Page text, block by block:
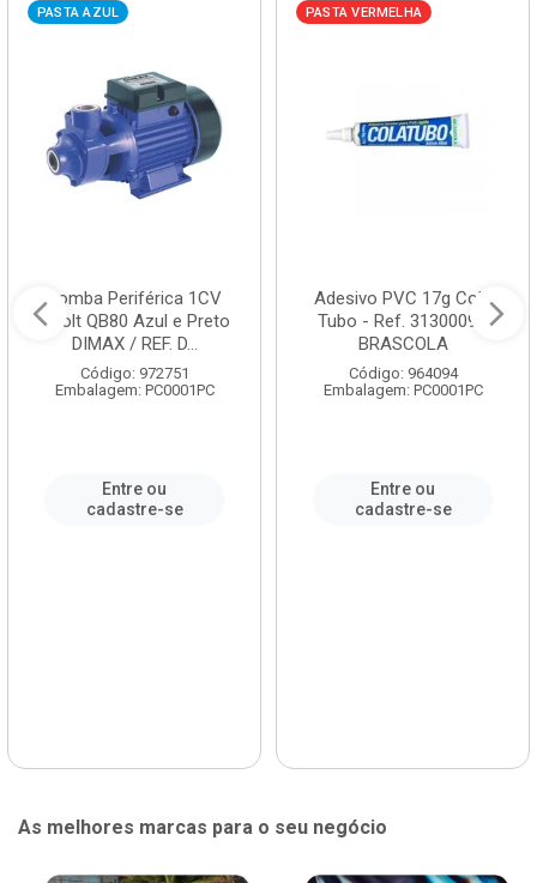
PASTA AZUL
Bomba Periférica 1CV
Bivolt QB80 Azul e Preto
DIMAX / REF. D...
Código: 972751
Embalagem: PC0001PC
Entre ou
cadastre-se
PASTA VERMELHA
Adesivo PVC 17g Cola
Tubo - Ref. 3130009 -
BRASCOLA
Código: 964094
Embalagem: PC0001PC
Entre ou
cadastre-se
As melhores marcas para o seu negócio